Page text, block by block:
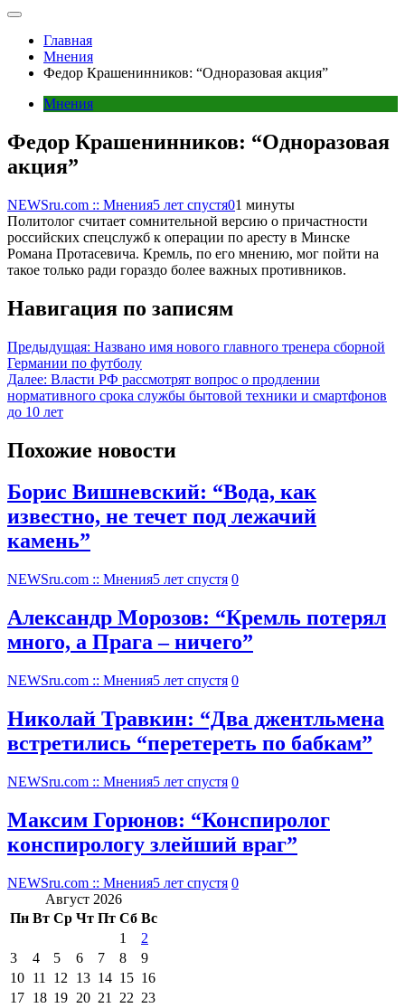
Главная
Мнения
Федор Крашенинников: “Одноразовая акция”
Мнения
Федор Крашенинников: “Одноразовая
акция”
NEWSru.com :: Мнения5 лет спустя01 минуты
Политолог считает сомнительной версию о причастности
российских спецслужб к операции по аресту в Минске
Романа Протасевича. Кремль, по его мнению, мог пойти на
такое только ради гораздо более важных противников.
Навигация по записям
Предыдущая: Названо имя нового главного тренера сборной
Германии по футболу
Далее: Власти РФ рассмотрят вопрос о продлении
нормативного срока службы бытовой техники и смартфонов
до 10 лет
Похожие новости
Борис Вишневский: “Вода, как
известно, не течет под лежачий
камень”
NEWSru.com :: Мнения5 лет спустя 0
Александр Морозов: “Кремль потерял
много, а Прага – ничего”
NEWSru.com :: Мнения5 лет спустя 0
Николай Травкин: “Два джентльмена
встретились “перетереть по бабкам”
NEWSru.com :: Мнения5 лет спустя 0
Максим Горюнов: “Конспиролог
конспирологу злейший враг”
NEWSru.com :: Мнения5 лет спустя 0
Август 2026
Пн Вт Ср Чт Пт Сб Вс
1
2
3
4 5 6 7 8
9
10 11 12 13 14 15 16
17 18 19 20 21 22 23